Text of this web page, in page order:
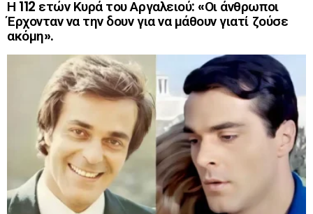
Η 112 ετών Κυρά του Αργαλειού: «Οι άνθρωποι
Έρχονταν να την δουν για να μάθουν γιατί ζούσε
ακόμη».